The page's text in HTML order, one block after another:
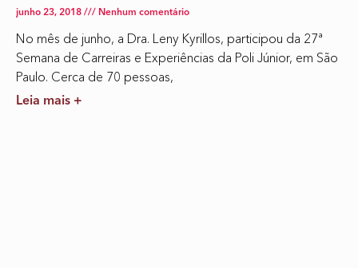
junho 23, 2018 Nenhum comentário
No mês de junho, a Dra. Leny Kyrillos, participou da 27ª
Semana de Carreiras e Experiências da Poli Júnior, em São
Paulo. Cerca de 70 pessoas,
Leia mais +